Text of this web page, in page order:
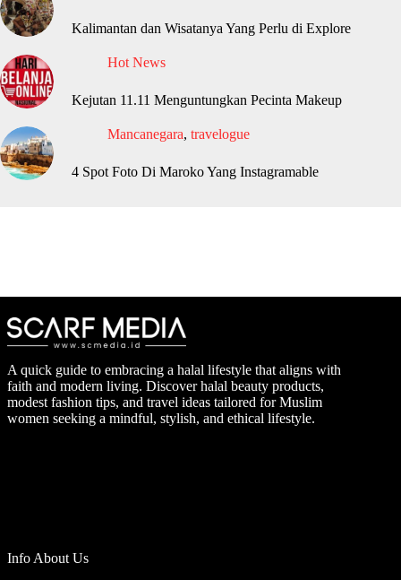
Kalimantan dan Wisatanya Yang Perlu di Explore
Hot News
Kejutan 11.11 Menguntungkan Pecinta Makeup
Mancanegara, travelogue
4 Spot Foto Di Maroko Yang Instagramable
A quick guide to embracing a halal lifestyle that aligns with
faith and modern living. Discover halal beauty products,
modest fashion tips, and travel ideas tailored for Muslim
women seeking a mindful, stylish, and ethical lifestyle.
Info About Us